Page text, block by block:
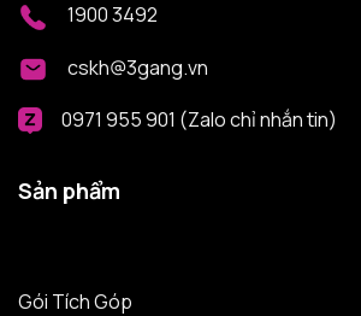
1900 3492
cskh@3gang.vn
0971 955 901 (Zalo chỉ nhắn tin)
Sản phẩm
Gói Tích Góp